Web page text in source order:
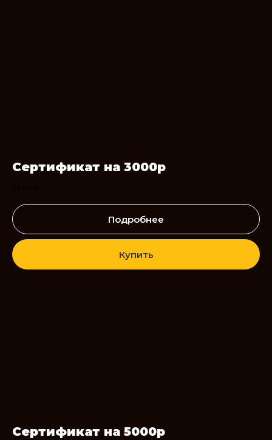
Сертификат на 3000р
Подробнее
Купить
Сертификат на 5000р